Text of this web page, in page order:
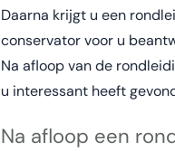
Daarna krijgt u een
conservator voor u
Na afloop van de
u interessant heeft
Na afloop een